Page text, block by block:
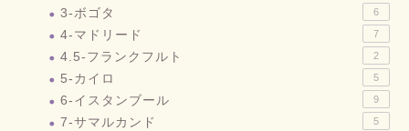
3-ボゴタ 6
4-マドリード 7
4.5-フランクフルト 2
5-カイロ 5
6-イスタンブール 9
7-サマルカンド 5